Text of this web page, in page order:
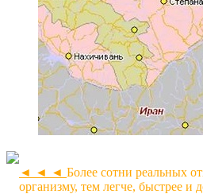
◄ ◄ ◄ Более сотни реальных
организму, тем легче, быстрее и